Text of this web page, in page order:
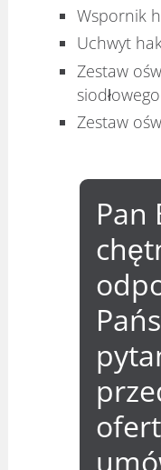
Wspornik
Uchwyt
Zestaw
siodłowego
Zestaw
Pan